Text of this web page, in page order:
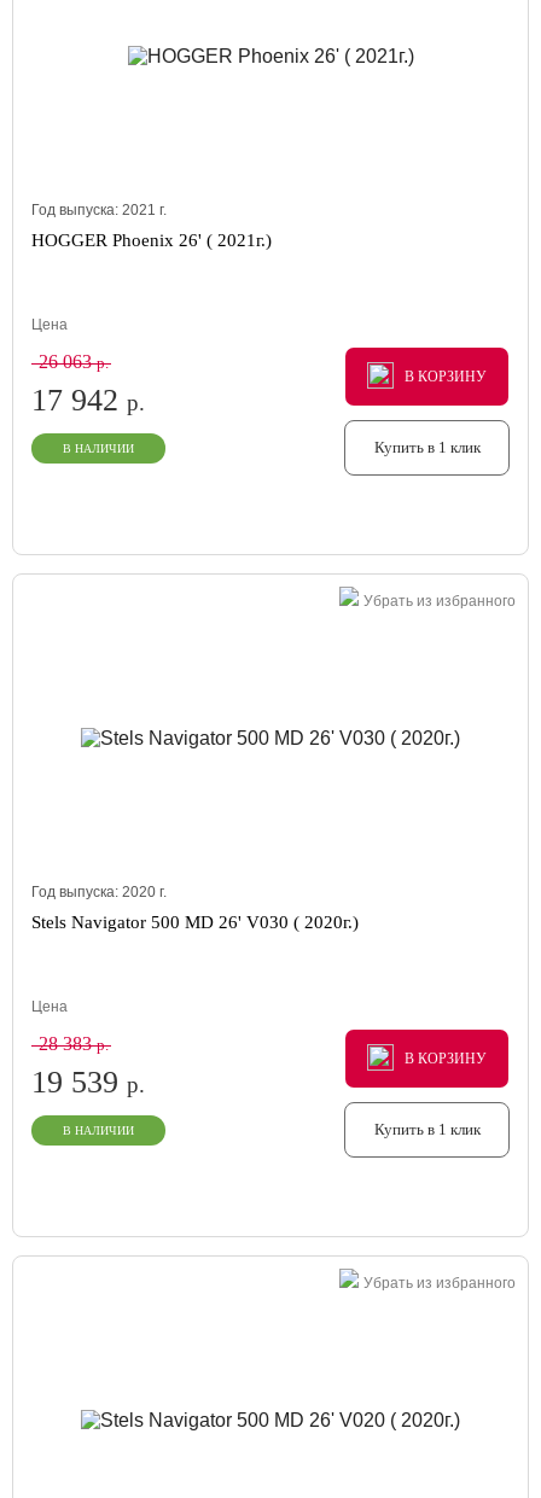
Год выпуска: 2021 г.
HOGGER Phoenix 26' ( 2021г.)
Цена
26 063р.
17 942 р.
В НАЛИЧИИ
В КОРЗИНУ
В КОРЗИНУ
В КОРЗИНУ
Купить в 1 клик
Убрать из избранного
Год выпуска: 2020 г.
Stels Navigator 500 MD 26' V030 ( 2020г.)
Цена
28 383р.
19 539 р.
В НАЛИЧИИ
В КОРЗИНУ
В КОРЗИНУ
В КОРЗИНУ
Купить в 1 клик
Убрать из избранного